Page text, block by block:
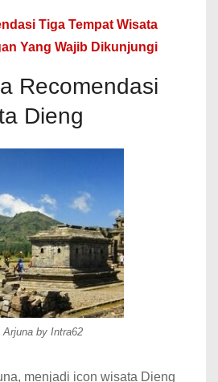
Tiga Tempat Wisata
Yang Wajib Dikunjungi
Recomendasi
Dieng
by Intra62
menjadi icon wisata Dieng